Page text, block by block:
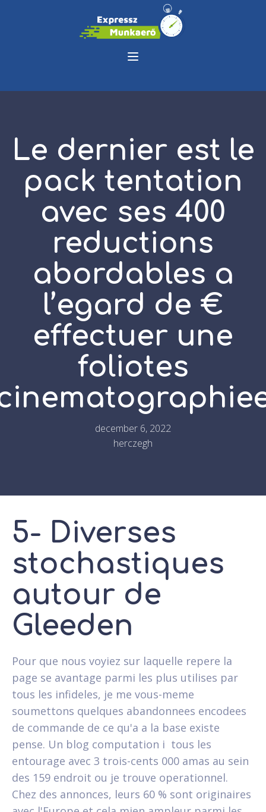
Le dernier est le
pack tentation
avec ses 400
reductions
abordables a
l’egard de €
effectuer une
foliotes
december 6, 2022
herczegh
5- Diverses
stochastiques
autour de
Gleeden
Pour que nous voyiez sur laquelle repere la
page se avantage parmi les plus utilises par
tous les infideles, je me vous-meme
soumettons quelques abandonnees encodees
de commande de ce qu'a a la base existe
pense. Un blog computation i tous les
entourage avec 3 trois-cents 000 amas au sein
des 159 endroit ou je trouve operationnel.
Chez des annonces, leurs 60 % sont originaires